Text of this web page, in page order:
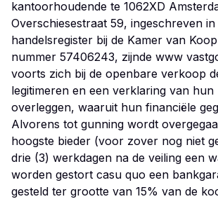
kantoorhoudende te 1062XD
Overschiesestraat 59, ingeschreven
handelsregister bij de Kamer van
nummer 57406243, zijnde www
voorts zich bij de openbare verkoop
legitimeren en een verklaring van hun
overleggen, waaruit hun financiële
Alvorens tot gunning wordt
hoogste bieder (voor zover nog niet
drie (3) werkdagen na de veiling een
worden gestort casu quo een
gesteld ter grootte van 15% van de